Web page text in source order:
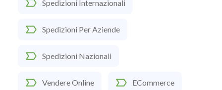
Spedizioni Internazionali
Spedizioni Per Aziende
Spedizioni Nazionali
Vendere Online ECommerce